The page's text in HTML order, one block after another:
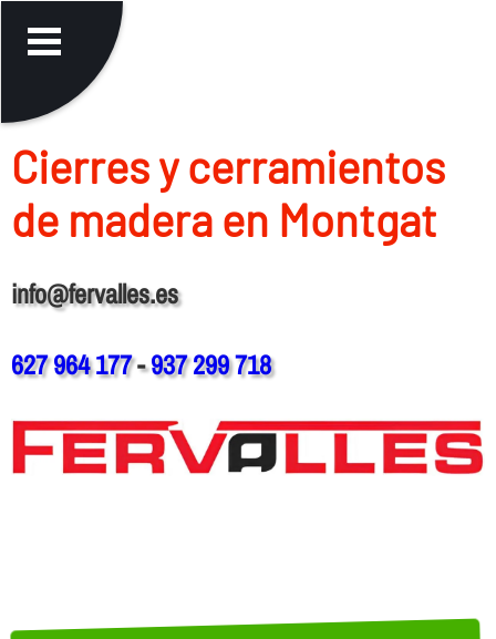
Cierres y cerramientos
de madera en Montgat
info@fervalles.es
627 964 177-937 299 718